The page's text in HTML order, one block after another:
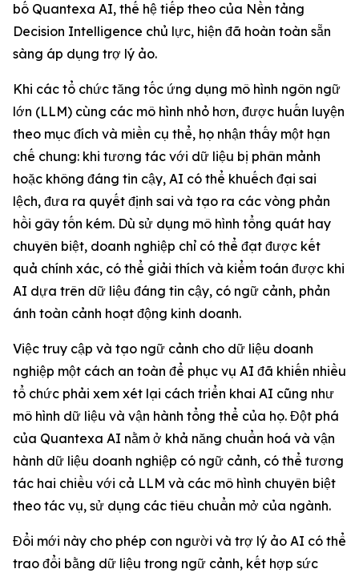
bố Quantexa AI, thế hệ tiếp theo của Nền tảng
Decision Intelligence chủ lực, hiện đã hoàn toàn sẵn
sàng áp dụng trợ lý ảo.
Khi các tổ chức tăng tốc ứng dụng mô hình ngôn ngữ
lớn (LLM) cùng các mô hình nhỏ hơn, được huấn luyện
theo mục đích và miền cụ thể, họ nhận thấy một hạn
chế chung: khi tương tác với dữ liệu bị phân mảnh
hoặc không đáng tin cậy, AI có thể khuếch đại sai
lệch, đưa ra quyết định sai và tạo ra các vòng phản
hồi gây tốn kém. Dù sử dụng mô hình tổng quát hay
chuyên biệt, doanh nghiệp chỉ có thể đạt được kết
quả chính xác, có thể giải thích và kiểm toán được khi
AI dựa trên dữ liệu đáng tin cậy, có ngữ cảnh, phản
ánh toàn cảnh hoạt động kinh doanh.
Việc truy cập và tạo ngữ cảnh cho dữ liệu doanh
nghiệp một cách an toàn để phục vụ AI đã khiến nhiều
tổ chức phải xem xét lại cách triển khai AI cũng như
mô hình dữ liệu và vận hành tổng thể của họ. Đột phá
của Quantexa AI nằm ở khả năng chuẩn hoá và vận
hành dữ liệu doanh nghiệp có ngữ cảnh, có thể tương
tác hai chiều với cả LLM và các mô hình chuyên biệt
theo tác vụ, sử dụng các tiêu chuẩn mở của ngành.
Đổi mới này cho phép con người và trợ lý ảo AI có thể
trao đổi bằng dữ liệu trong ngữ cảnh, kết hợp sức